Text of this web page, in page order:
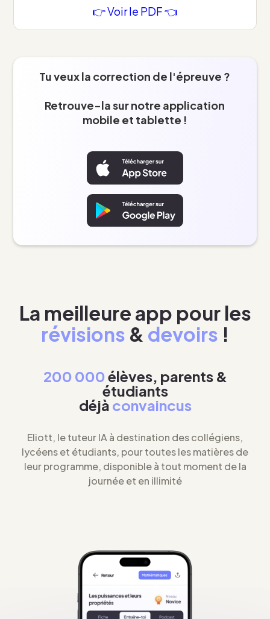
👉 Voir le PDF 👈
Tu veux la correction de l'épreuve ?
Retrouve-la sur notre application
mobile et tablette !
La meilleure app pour les
révisions & devoirs !
200 000élèves, parents &
étudiants
déjà convaincus
Eliott, le tuteur IA à destination des collégiens,
lycéens et étudiants, pour toutes les matières de
leur programme, disponible à tout moment de la
journée et en illimité